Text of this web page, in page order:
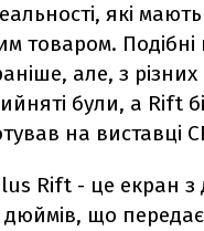
які
товаром. Подібні
але, з
були, а Rift
на виставці
Rift - це екран з
що передає